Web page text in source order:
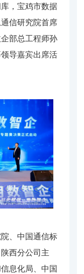
，宝鸡市数据
信研究院首席
部总工程师孙
导嘉宾出席活
、中国通信标
西分公司主
息化局、中国